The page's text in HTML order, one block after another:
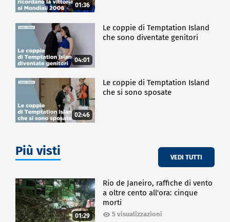
01:36
04:01
Le coppie di Temptation Island
che sono diventate genitori
02:46
Le coppie di Temptation Island
che si sono sposate
Più visti VEDI TUTTI
01:29
Rio de Janeiro, raffiche di vento
a oltre cento all'ora: cinque
morti
5 visualizzazioni